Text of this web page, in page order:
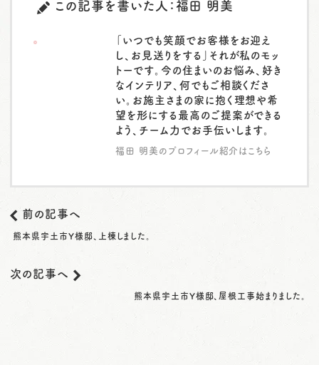
この記事を書いた人：福田 明美
「いつでも笑顔でお客様をお迎え
し、お見送りをする」それが私のモッ
トーです。今の住まいのお悩み、好き
なインテリア、何でもご相談くださ
い。お施主さまの家に抱く理想や希
望を形にする最高のご提案ができる
よう、チーム力でお手伝いします。
福田 明美のプロフィール紹介はこちら
前の記事へ
熊本県宇土市Y様邸、上棟しました。
次の記事へ
熊本県宇土市Y様邸、屋根工事始まりました。